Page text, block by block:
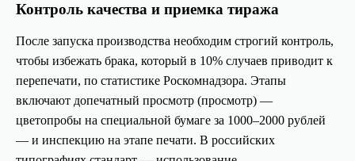
Контроль качества и приемка тиража
После запуска производства необходим строгий контроль,
чтобы избежать брака, который в 10% случаев приводит к
перепечати, по статистике Роскомнадзора. Этапы
включают допечатный просмотр (просмотр) —
цветопробы на специальной бумаге за 1000–2000 рублей
— и инспекцию на этапе печати. В российских